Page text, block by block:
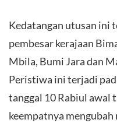
Kedatangan utusan ini
pembesar kerajaan
Mbila, Bumi Jara dan
Peristiwa ini terjadi
tanggal 10 Rabiul awal
keempatnya mengubah